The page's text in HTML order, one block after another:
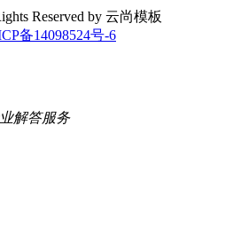
Reserved by 云尚模板
备14098524号-6
解答服务